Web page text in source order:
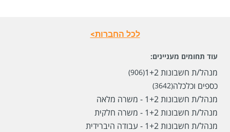
לכל החברות>
עוד תחומים מעניינים:
מנהל/ת חשבונות 1+2 (906)
כספים וכלכלה(3642)
מנהל/ת חשבונות 1+2 - משרה מלאה
מנהל/ת חשבונות 1+2 - משרה חלקית
מנהל/ת חשבונות 1+2 - עבודה היברידית